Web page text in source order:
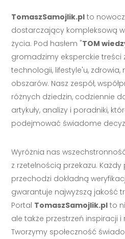
TomaszSamojlik.pl to
dostarczający kompleksową
życia. Pod hasłem "TOM
gromadzimy eksperckie treści
technologii, lifestyle'u,
obszarów. Nasz zespół,
różnych dziedzin, codziennie
artykuły, analizy i poradniki,
podejmować świadome
Wyróżnia nas
z rzetelnością przekazu.
przechodzi dokładną
gwarantuje najwyższą jakość
Portal TomaszSamojlik.pl to
ale także przestrzeń inspiracji
Tworzymy społeczność